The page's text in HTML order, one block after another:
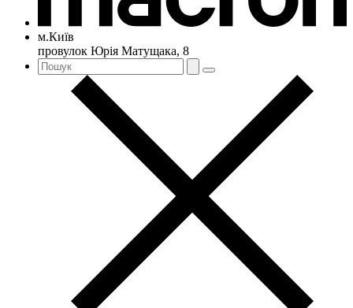
м.Київ
провулок Юрія Матущака, 8